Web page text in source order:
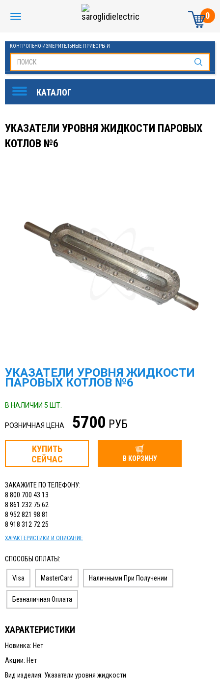
0
КОНТРОЛЬНО-ИЗМЕРИТЕЛЬНЫЕ ПРИБОРЫ И
УКАЗАТЕЛИ УРОВНЯ ЖИДКОСТИ ПАРОВЫХ
КОТЛОВ №6
УКАЗАТЕЛИ УРОВНЯ ЖИДКОСТИ
ПАРОВЫХ КОТЛОВ №6
В НАЛИЧИИ 5 ШТ.
РОЗНИЧНАЯ ЦЕНА 5700 РУБ
КУПИТЬ
СЕЙЧАС
В КОРЗИНУ
ЗАКАЖИТЕ ПО ТЕЛЕФОНУ:
8 800 700 43 13
8 861 232 75 62
8 952 821 98 81
8 918 312 72 25
ХАРАКТЕРИСТИКИ И ОПИСАНИЕ
СПОСОБЫ ОПЛАТЫ:
Visa MasterCard Наличными При Получении
Безналичная Оплата
ХАРАКТЕРИСТИКИ
Новинка: Нет
Акции: Нет
Вид изделия: Указатели уровня жидкости